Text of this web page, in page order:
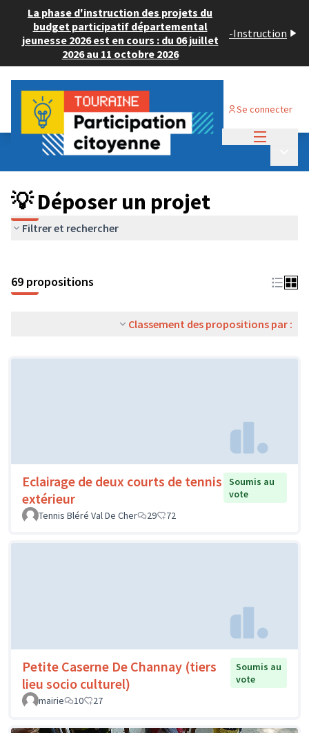
La phase d'instruction des projets du
budget participatif départemental
jeunesse 2026 est en cours : du 06 juillet
2026 au 11 octobre 2026
-Instruction
Se connecter
Budget Participatif ADULTE 2024
💡 Déposer un projet
💡 Déposer un projet
Filtrer et rechercher
69 propositions
Classement des propositions par :
Eclairage de deux courts de tennis
extérieur
Soumis au
vote
Tennis Bléré Val De Cher
29 72
Petite Caserne De Channay (tiers
lieu socio culturel)
Soumis au
vote
mairie
10 27